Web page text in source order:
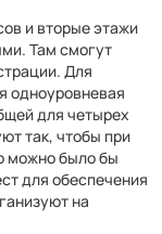
и вторые этажи
Там смогут
Для
одноуровневая
для четырех
так, чтобы при
можно было бы
для обеспечения
на